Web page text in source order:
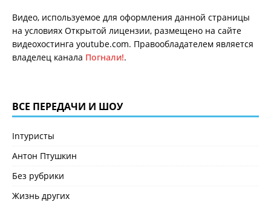
Видео, используемое для оформления данной страницы
на условиях Открытой лицензии, размещено на сайте
видеохостинга youtube.com. Правообладателем является
владелец канала Погнали!.
ВСЕ ПЕРЕДАЧИ И ШОУ
Inтуристы
Антон Птушкин
Без рубрики
Жизнь других